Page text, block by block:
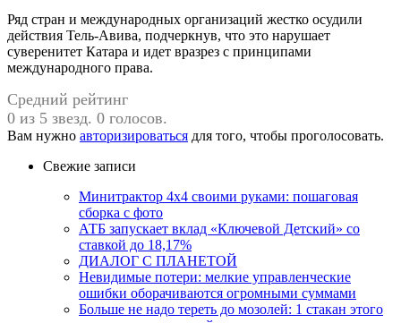
Ряд стран и международных организаций жестко осудили
действия Тель-Авива, подчеркнув, что это нарушает
суверенитет Катара и идет вразрез с принципами
международного права.
Средний рейтинг
0 из 5 звезд. 0 голосов.
Вам нужно авторизироваться для того, чтобы проголосовать.
Свежие записи
Минитрактор 4х4 своими руками: пошаговая
сборка с фото
АТБ запускает вклад «Ключевой Детский» со
ставкой до 18,17%
ДИАЛОГ С ПЛАНЕТОЙ
Невидимые потери: мелкие управленческие
ошибки оборачиваются огромными суммами
Больше не надо тереть до мозолей: 1 стакан этого